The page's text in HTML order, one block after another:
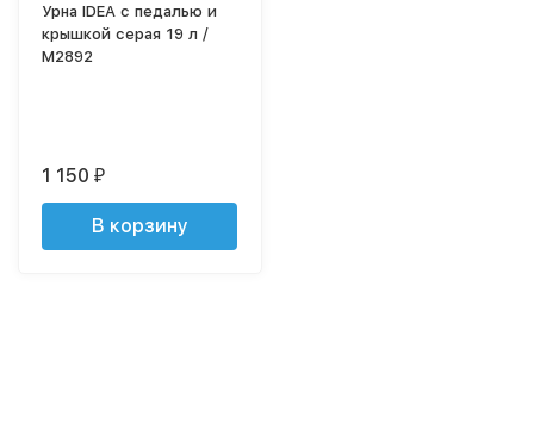
Урна IDEA с педалью и
крышкой серая 19 л /
M2892
1 150₽
В корзину